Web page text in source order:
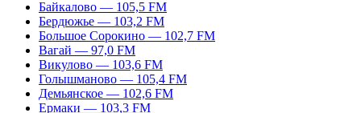
Байкалово — 105,5 FM
Бердюжье — 103,2 FM
Большое Сорокино — 102,7 FM
Вагай — 97,0 FM
Викулово — 103,6 FM
Голышманово — 105,4 FM
Демьянское — 102,6 FM
Ермаки — 103,3 FM